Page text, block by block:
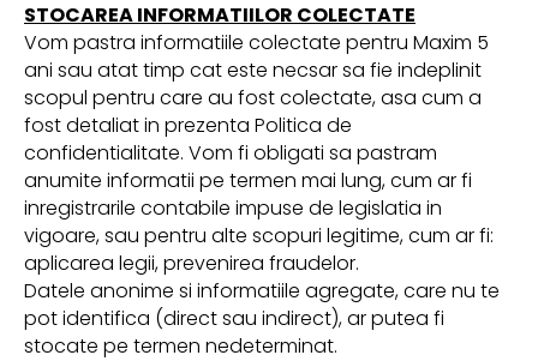
STOCAREA INFORMATIILOR COLECTATE
Vom pastra informatiile colectate pentru Maxim 5
ani sau atat timp cat este necsar sa fie indeplinit
scopul pentru care au fost colectate, asa cum a
fost detaliat in prezenta Politica de
confidentialitate. Vom fi obligati sa pastram
anumite informatii pe termen mai lung, cum ar fi
inregistrarile contabile impuse de legislatia in
vigoare, sau pentru alte scopuri legitime, cum ar fi:
aplicarea legii, prevenirea fraudelor.
Datele anonime si informatiile agregate, care nu te
pot identifica (direct sau indirect), ar putea fi
stocate pe termen nedeterminat.